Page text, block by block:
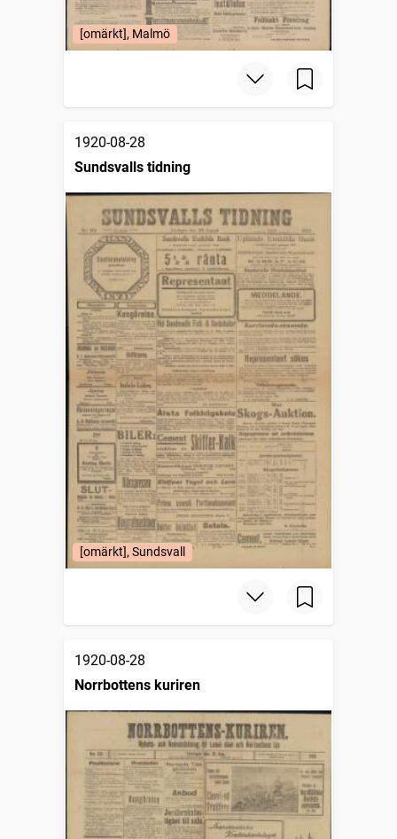
[omärkt], Malmö
1920-08-28
Sundsvalls tidning
[omärkt], Sundsvall
1920-08-28
Norrbottens kuriren